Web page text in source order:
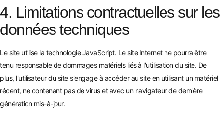
4. Limitations contractuelles sur les
données techniques
Le site utilise la technologie JavaScript. Le site Internet ne pourra être
tenu responsable de dommages matériels liés à l'utilisation du site. De
plus, l'utilisateur du site s'engage à accéder au site en utilisant un matériel
récent, ne contenant pas de virus et avec un navigateur de dernière
génération mis-à-jour.